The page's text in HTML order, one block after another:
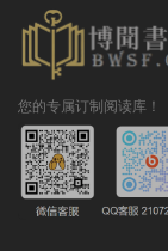
您的专属订制阅读库！